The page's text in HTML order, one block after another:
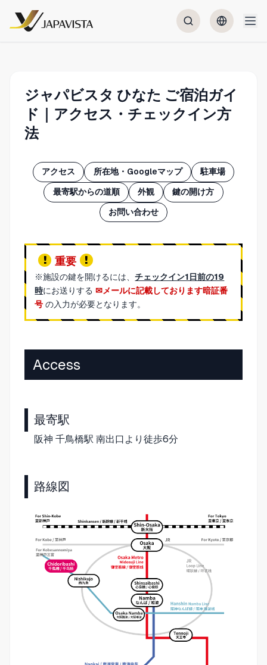
ジャパビスタ ひなた ご宿泊ガイ
ド｜アクセス・チェックイン方
法
アクセス 所在地・Googleマップ 駐車場
最寄駅からの道順 外観 鍵の開け方
お問い合わせ
重要
※施設の鍵を開けるには、チェックイン1日前の19
時にお送りする
メールに記載しております暗証番
号 の入力が必要となります。
Access
最寄駅
阪神 千鳥橋駅 南出口より徒歩6分
路線図